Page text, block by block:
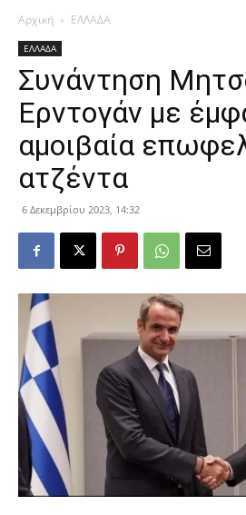
Αρχική ΕΛΛΑΔΑ
ΕΛΛΑΔΑ
Συνάντηση
Ερντογάν με
αμοιβαία
ατζέντα
6 Δεκεμβρίου 2023, 14:32